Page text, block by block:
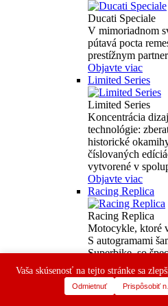
Ducati Speciale
V mimoriadnom
pútavá pocta
prestížnym
Objavte viac
Limited Series
Limited Series
Koncentrácia
technológie:
historické
číslovaných
vytvorené v
Objavte viac
Racing Replica
Racing Replica
Motocykle, ktoré
S autogramami
Superbike, so
limitovanej edícii,
obľúbenému
Objavte viac
Vaša skúsenosť na tejto stránke sa
Odmietnuť Prispôsobiť